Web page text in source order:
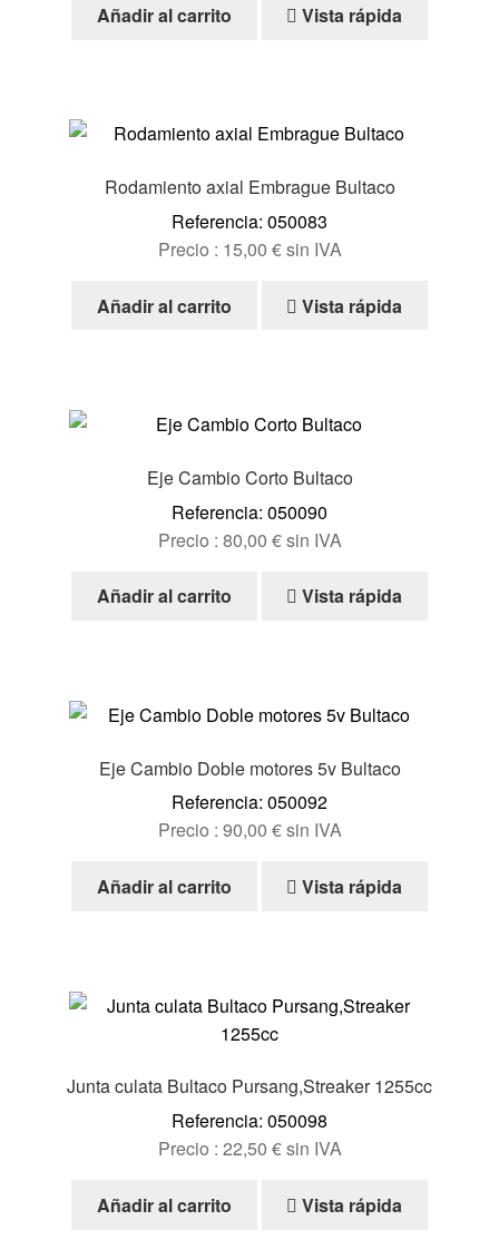
Añadir al carrito Vista rápida
Rodamiento axial Embrague Bultaco
Referencia: 050083
Precio : 15,00 €sin IVA
Añadir al carrito Vista rápida
Eje Cambio Corto Bultaco
Referencia: 050090
Precio : 80,00 €sin IVA
Añadir al carrito Vista rápida
Eje Cambio Doble motores 5v Bultaco
Referencia: 050092
Precio : 90,00 €sin IVA
Añadir al carrito Vista rápida
Junta culata Bultaco Pursang,Streaker 1255cc
Referencia: 050098
Precio : 22,50 €sin IVA
Añadir al carrito Vista rápida